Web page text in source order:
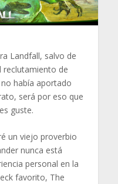
Landfall, salvo de
reclutamiento de
había aportado
será por eso que
guste.
un viejo proverbio
nunca está
personal en la
favorito, The